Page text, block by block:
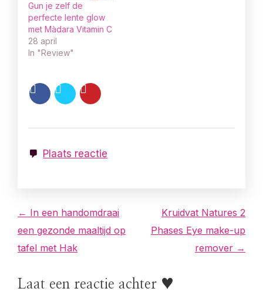
Gun je zelf de
perfecte lente glow
met Màdara Vitamin C
28 april
In "Review"
Plaats reactie
B
e
i
← In een handomdraai
een gezonde maaltijd op
tafel met Hak
Kruidvat Natures 2
Phases Eye make-up
remover →
Laat een reactie achter ♥